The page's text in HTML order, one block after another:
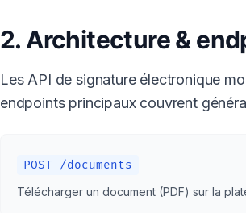
2. Architecture &
Les API de signature électronique
endpoints principaux couvrent
POST /documents
Télécharger un document (PDF) sur la